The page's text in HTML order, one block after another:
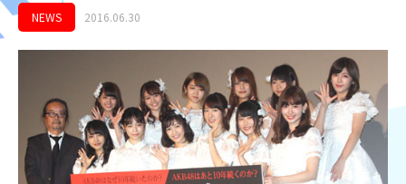
NEWS 2016.06.30